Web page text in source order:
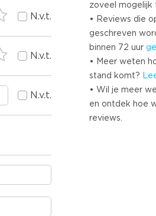
N.v.t.
N.v.t.
N.v.t.
zoveel mogelijk
• Reviews die
geschreven
binnen 72 uur
• Meer weten
stand komt?
• Wil je meer
en ontdek hoe
reviews.